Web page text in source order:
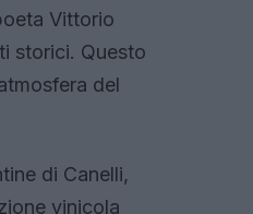
Vittorio
storici. Questo
del
di Canelli,
vinicola